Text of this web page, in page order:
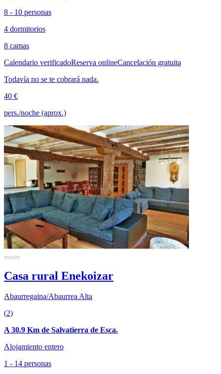
8 - 10 personas
4 dormitorios
8 camas
Calendario verificadoReserva onlineCancelación gratuita
Todavía no se te cobrará nada.
40 €
pers./noche (aprox.)
Casa rural Enekoizar
Abaurregaina/Abaurrea Alta
(2)
A 30.9 Km de Salvatierra de Esca.
Alojamiento entero
1 - 14 personas